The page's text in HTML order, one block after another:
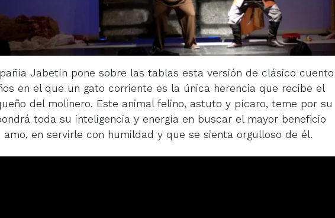
Jabetín pone sobre las tablas esta versión de clásico cuento
en el que un gato corriente es la única herencia que recibe el
del molinero. Este animal felino, astuto y pícaro, teme por su
toda su inteligencia y energía en buscar el mayor beneficio
amo, en servirle con humildad y que se sienta orgulloso de él.